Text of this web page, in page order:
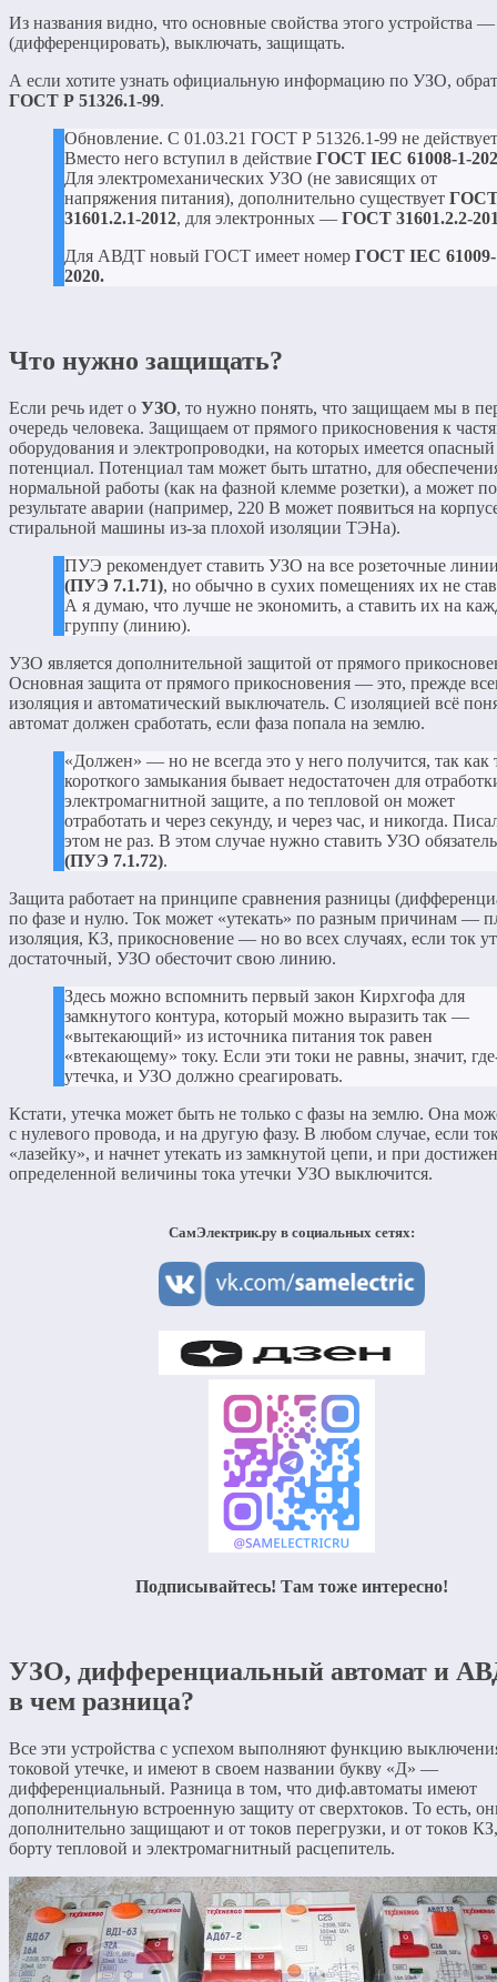
Из названия видно, что основные свойства этого устройства —
(дифференцировать), выключать, защищать.
А если хотите узнать официальную информацию по УЗО,
ГОСТ Р 51326.1-99.
Обновление. С 01.03.21 ГОСТ Р 51326.1-99 не
Вместо него вступил в действие ГОСТ IEC 61008-1-
Для электромеханических УЗО (не зависящих от
напряжения питания), дополнительно существует
31601.2.1-2012, для электронных — ГОСТ 31601.2.2-
Для АВДТ новый ГОСТ имеет номер ГОСТ IEC 61009-
2020.
Что нужно защищать?
Если речь идет о УЗО, то нужно понять, что защищаем мы в
очередь человека. Защищаем от прямого прикосновения к
оборудования и электропроводки, на которых имеется опасный
потенциал. Потенциал там может быть штатно, для
нормальной работы (как на фазной клемме розетки), а может
результате аварии (например, 220 В может появиться на
стиральной машины из-за плохой изоляции ТЭНа).
ПУЭ рекомендует ставить УЗО на все розеточные
(ПУЭ 7.1.71), но обычно в сухих помещениях их не
А я думаю, что лучше не экономить, а ставить их на
группу (линию).
УЗО является дополнительной защитой от прямого
Основная защита от прямого прикосновения — это, прежде
изоляция и автоматический выключатель. С изоляцией всё
автомат должен сработать, если фаза попала на землю.
«Должен» — но не всегда это у него получится, так как
короткого замыкания бывает недостаточен для
электромагнитной защите, а по тепловой он может
отработать и через секунду, и через час, и никогда.
этом не раз. В этом случае нужно ставить УЗО
(ПУЭ 7.1.72).
Защита работает на принципе сравнения разницы
по фазе и нулю. Ток может «утекать» по разным причинам —
изоляция, КЗ, прикосновение — но во всех случаях, если ток
достаточный, УЗО обесточит свою линию.
Здесь можно вспомнить первый закон Кирхгофа для
замкнутого контура, который можно выразить так —
«вытекающий» из источника питания ток равен
«втекающему» току. Если эти токи не равны, значит,
утечка, и УЗО должно среагировать.
Кстати, утечка может быть не только с фазы на землю. Она
с нулевого провода, и на другую фазу. В любом случае, если
«лазейку», и начнет утекать из замкнутой цепи, и при
определенной величины тока утечки УЗО выключится.
СамЭлектрик.ру в социальных сетях:
Подписывайтесь! Там тоже интересно!
УЗО, дифференциальный автомат и
в чем разница?
Все эти устройства с успехом выполняют функцию
токовой утечке, и имеют в своем названии букву «Д» —
дифференциальный. Разница в том, что диф.автоматы имеют
дополнительную встроенную защиту от сверхтоков. То есть,
дополнительно защищают и от токов перегрузки, и от токов
борту тепловой и электромагнитный расцепитель.